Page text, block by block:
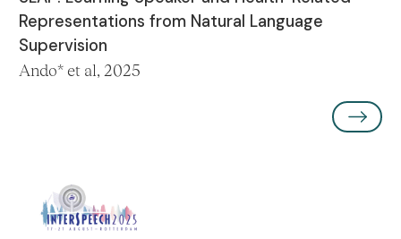
Representations from Natural Language
Supervision
Ando* et al, 2025